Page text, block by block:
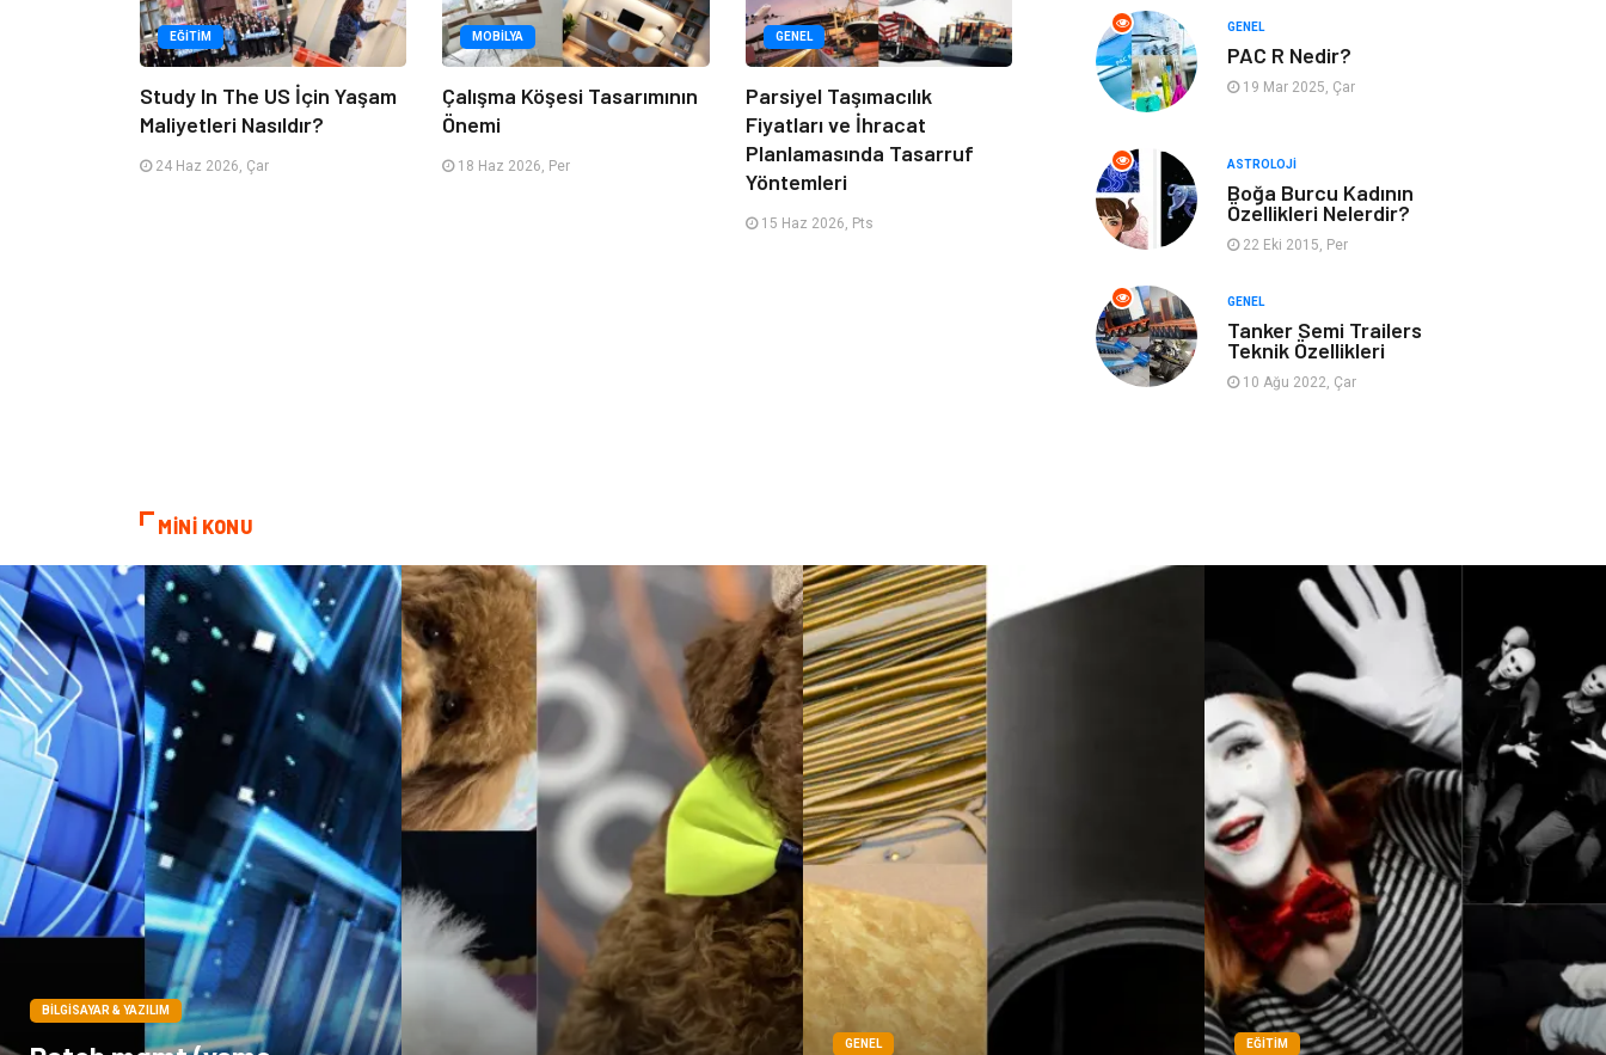
EĞITIM
Study In The US İçin Yaşam
Maliyetleri Nasıldır?
24 Haz 2026, Çar
MOBILYA
Çalışma Köşesi Tasarımının
Önemi
18 Haz 2026, Per
GENEL
Parsiyel Taşımacılık
Fiyatları ve İhracat
Planlamasında Tasarruf
Yöntemleri
15 Haz 2026, Pts
Müzik
Mobilya Ev İşleri
Finans Tekstil
Aksesuar Anne Çocuk
Astroloji
Sigorta Bebek Giyim
GENEL
PAC R Nedir?
19 Mar 2025, Çar
ASTROLOJI
Boğa Burcu Kadının
Özellikleri Nelerdir?
22 Eki 2015, Per
GENEL
Tanker Semi Trailers
Teknik Özellikleri
10 Ağu 2022, Çar
MİNİ KONU
BILGISAYAR & YAZILIM
GENEL EĞITIM